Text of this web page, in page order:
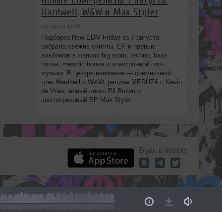
Hardwell, W&W и Max Styler
сегодня в 13:08
Подборка New EDM Friday за 7 августа
собрала свежие синглы, EP и превью
альбомов в жанрах big room, techno, bass
house, melodic house и электронной поп-
музыки. В центре внимания — совместный
трек Hardwell и W&W, релизы MEDUZA с Kevin
de Vries, новый сингл Eli Brown и
шеститрековый EP Max Styler.
Будь в курсе: